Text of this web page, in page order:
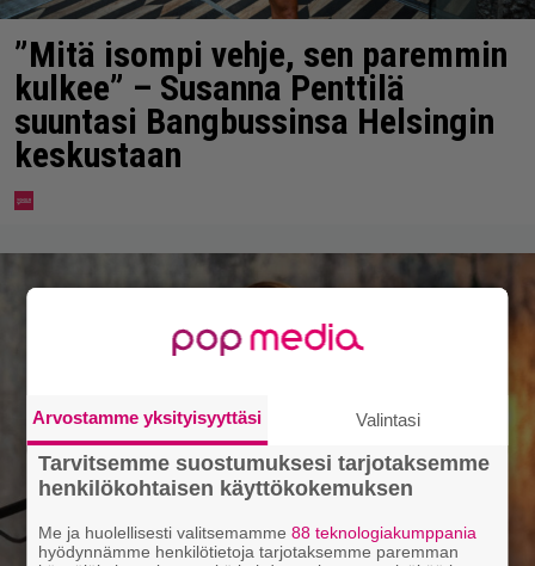
”Mitä isompi vehje, sen paremmin
kulkee” – Susanna Penttilä
suuntasi Bangbussinsa Helsingin
keskustaan
Arvostamme yksityisyyttäsi Valintasi
Tarvitsemme suostumuksesi tarjotaksemme
henkilökohtaisen käyttökokemuksen
Me ja huolellisesti valitsemamme88 teknologiakumppania
hyödynnämme henkilötietoja tarjotaksemme paremman